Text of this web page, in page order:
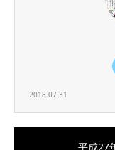
2018.07.31
平成27